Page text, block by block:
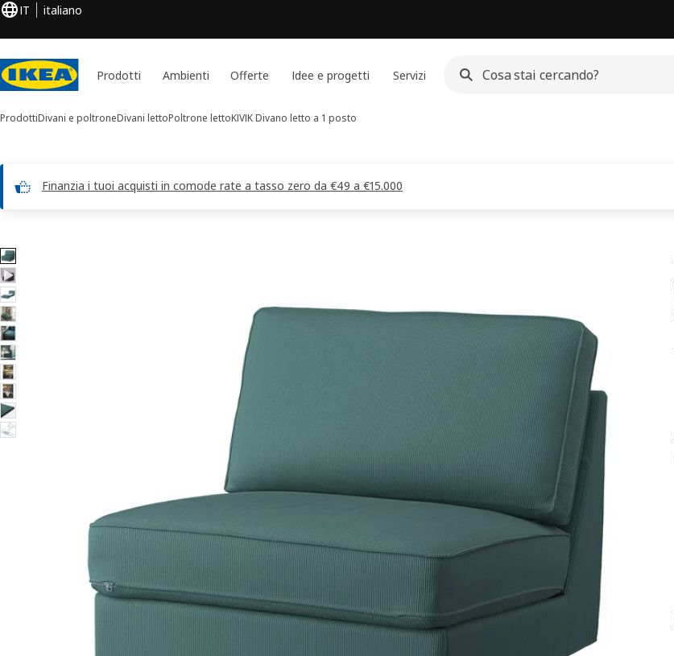
IT italiano
Prodotti Ambienti Offerte Idee e progetti Servizi
ProdottiDivani e poltroneDivani lettoPoltrone lettoKIVIKDivano letto a 1 posto
Finanzia i tuoi acquisti in comode rate a tasso zero da €49 a €15.000
Immagini di 10 KIVIK
immagini
Image zoomed out, normal view